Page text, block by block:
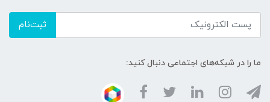
ثبت‌نام
ما را در شبکه‌های اجتماعی دنبال کنید: